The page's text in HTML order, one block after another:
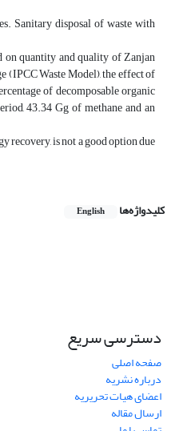
Sanitary disposal of waste with
quantity and quality of Zanjan
(IPCC Waste Model), the effect of
of decomposable organic
43.34 Gg of methane and an
recovery, is not a good option due
کلیدواژه‌ها English
دسترسی سریع
صفحه اصلی
درباره نشریه
اعضای هیات تحریریه
ارسال مقاله